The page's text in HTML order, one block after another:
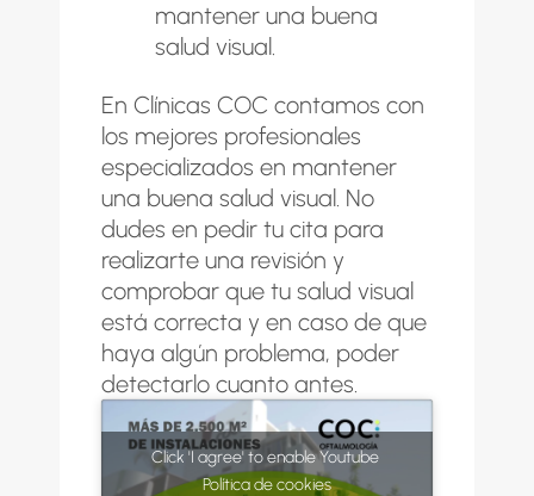
mantener una buena
salud visual.
En Clínicas COC contamos con
los mejores profesionales
especializados en mantener
una buena salud visual. No
dudes en pedir tu cita para
realizarte una revisión y
comprobar que tu salud visual
está correcta y en caso de que
haya algún problema, poder
detectarlo cuanto antes.
Click 'I agree' to enable Youtube
Política de cookies